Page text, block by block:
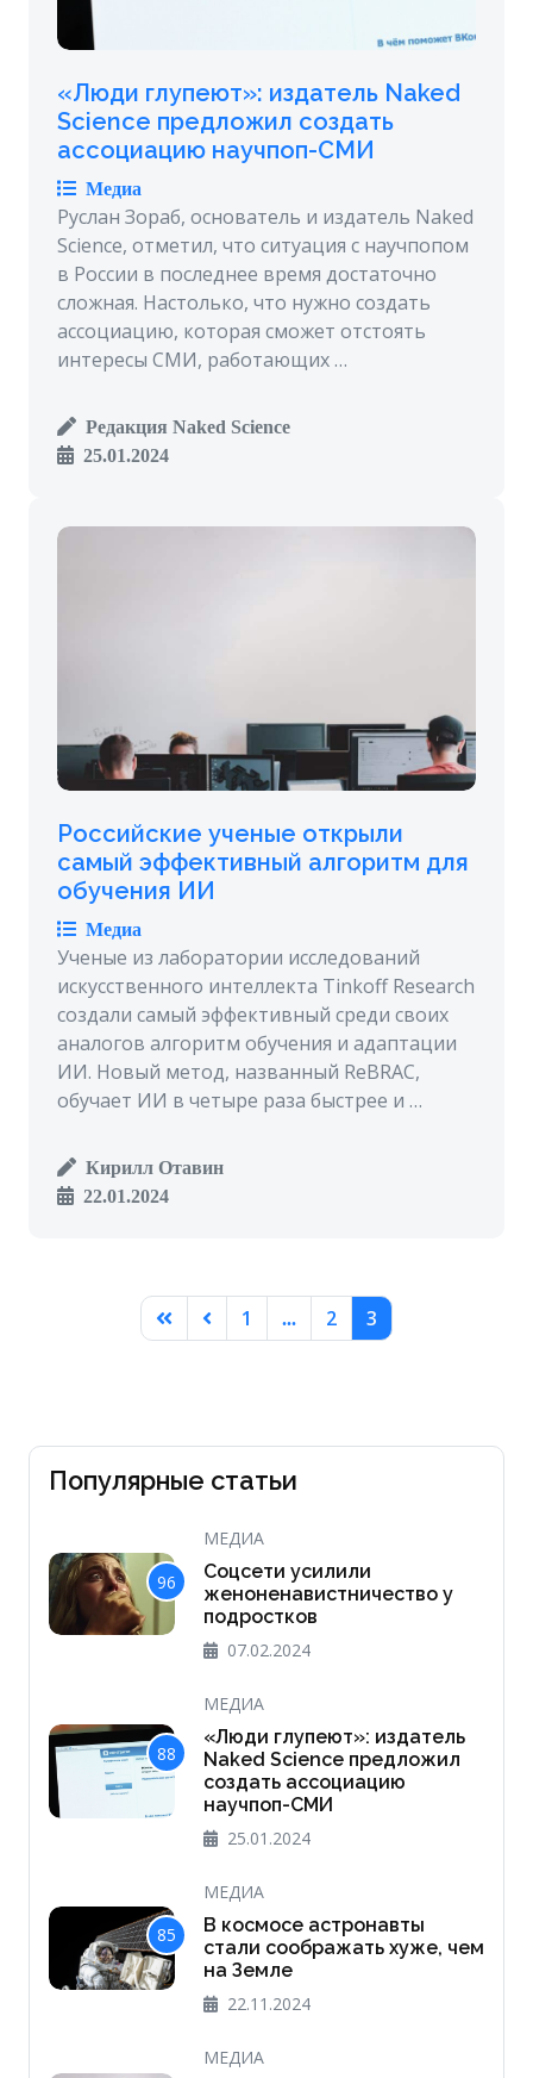
«Люди глупеют»: издатель Naked
Science предложил создать
ассоциацию научпоп-СМИ
Медиа
Руслан Зораб, основатель и издатель Naked
Science, отметил, что ситуация с научпопом
в России в последнее время достаточно
сложная. Настолько, что нужно создать
ассоциацию, которая сможет отстоять
интересы СМИ, работающих …
Редакция Naked Science
25.01.2024
Российские ученые открыли
самый эффективный алгоритм для
обучения ИИ
Медиа
Ученые из лаборатории исследований
искусственного интеллекта Tinkoff Research
создали самый эффективный среди своих
аналогов алгоритм обучения и адаптации
ИИ. Новый метод, названный ReBRAC,
обучает ИИ в четыре раза быстрее и …
Кирилл Отавин
22.01.2024
1 ... 2 3
Популярные статьи
96
МЕДИА
Соцсети усилили
женоненавистничество у
подростков
07.02.2024
88
МЕДИА
«Люди глупеют»: издатель
Naked Science предложил
создать ассоциацию
научпоп-СМИ
25.01.2024
85
МЕДИА
В космосе астронавты
стали соображать хуже, чем
на Земле
22.11.2024
МЕДИА